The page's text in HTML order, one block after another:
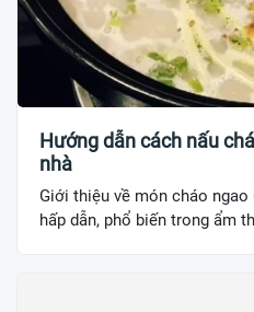
Hướng dẫn cách nấu
nhà
Giới thiệu về món cháo
hấp dẫn, phổ biến trong ẩm